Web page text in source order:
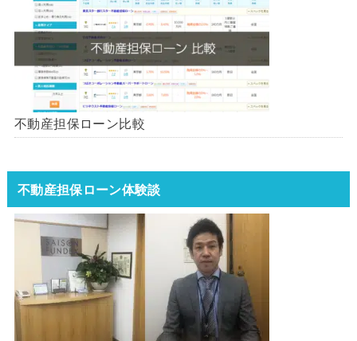
不動産担保ローン比較
不動産担保ローン体験談